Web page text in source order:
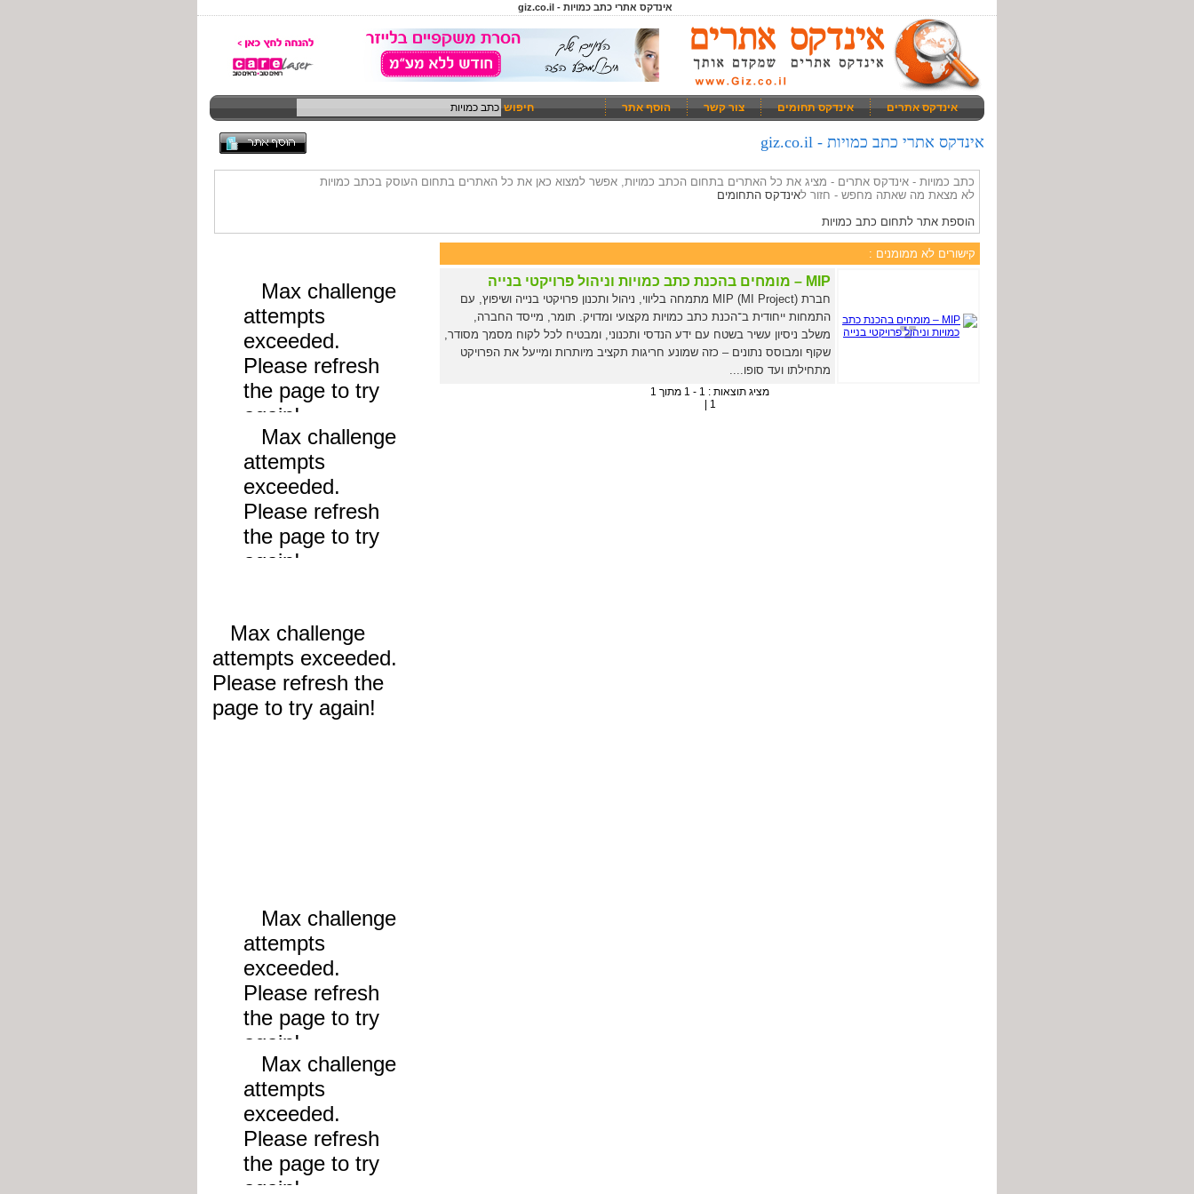
אינדקס אתרי כתב כמויות - giz.co.il
אינדקס אתרים אינדקס תחומים צור קשר הוסף אתר חיפוש
אינדקס אתרי כתב כמויות - giz.co.il
כתב כמויות - אינדקס אתרים - מציג את כל האתרים בתחום הכתב כמויות, אפשר למצוא כאן את כל האתרים בתחום העוסק בכתב כמויות
לא מצאת מה שאתה מחפש - חזור לאינדקס התחומים
הוספת אתר לתחום כתב כמויות
קישורים לא ממומנים :
MIP – מומחים בהכנת כתב כמויות וניהול פרויקטי בנייה
חברת MIP (MI Project) מתמחה בליווי, ניהול ותכנון פרויקטי בנייה ושיפוץ, עם
התמחות ייחודית ב־הכנת כתב כמויות מקצועי ומדויק. תומר, מייסד החברה,
משלב ניסיון עשיר בשטח עם ידע הנדסי ותכנוני, ומבטיח לכל לקוח מסמך מסודר,
שקוף ומבוסס נתונים – כזה שמונע חריגות תקציב מיותרות ומייעל את הפרויקט
מתחילתו ועד סופו....
מציג תוצאות : 1 - 1 מתוך 1
1 |